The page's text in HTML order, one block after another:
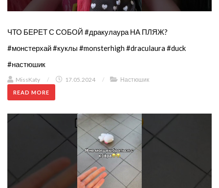
ЧТО БЕРЕТ С СОБОЙ #дракулаура НА ПЛЯЖ?
#монстерхай #куклы #monsterhigh #draculaura #duck
#настюшик
MissKaty / 17.05.2024 / Настюшик
READ MORE